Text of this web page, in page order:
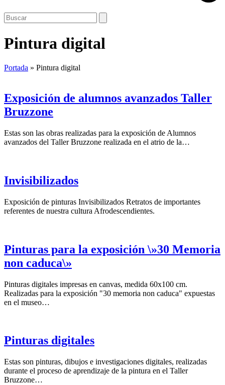
Open
mobile
Close
mobile
Search
Pintura digital
Portada » Pintura digital
Exposición de alumnos avanzados Taller
Bruzzone
Estas son las obras realizadas para la exposición de Alumnos
avanzados del Taller Bruzzone realizada en el atrio de la…
Invisibilizados
Exposición de pinturas Invisibilizados Retratos de importantes
referentes de nuestra cultura Afrodescendientes.
Pinturas para la exposición \»30 Memoria
non caduca\»
Pinturas digitales impresas en canvas, medida 60x100 cm.
Realizadas para la exposición "30 memoria non caduca" expuestas
en el museo…
Pinturas digitales
Estas son pinturas, dibujos e investigaciones digitales, realizadas
durante el proceso de aprendizaje de la pintura en el Taller
Bruzzone…